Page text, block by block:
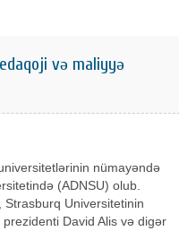
və maliyyə
nümayəndə
(ADNSU) olub.
Strasburq Universitetinin
David Alis və digər